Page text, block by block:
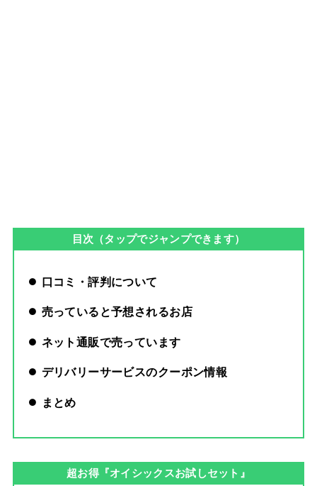
目次（タップでジャンプできます）
口コミ・評判について
売っていると予想されるお店
ネット通販で売っています
デリバリーサービスのクーポン情報
まとめ
超お得『オイシックスお試しセット』